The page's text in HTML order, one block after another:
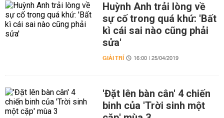
Huỳnh Anh trải lòng về
sự cố trong quá khứ: 'Bất
kì cái sai nào cũng phải
sửa'
GIẢI TRÍ 16:00 | 25/04/2019
'Đặt lên bàn cân' 4 chiến
binh của 'Trời sinh một